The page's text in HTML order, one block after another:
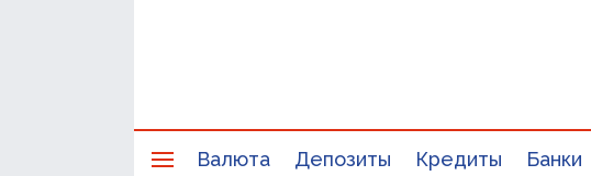
Валюта Депозиты Кредиты Банки